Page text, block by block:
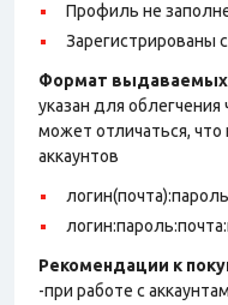
Профиль не
Зарегистрированы
Формат выдаваемых
указан для
может отличаться, что
аккаунтов
Рекомендации к
-при работе с